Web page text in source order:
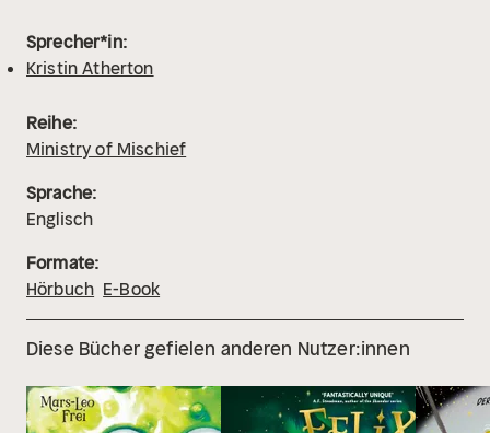
Sprecher*in:
Kristin Atherton
Reihe:
Ministry of Mischief
Sprache:
Englisch
Formate:
Hörbuch E-Book
Diese Bücher gefielen anderen Nutzer:innen